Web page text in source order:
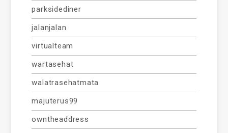
parksidediner
jalanjalan
virtualteam
wartasehat
walatrasehatmata
majuterus99
owntheaddress